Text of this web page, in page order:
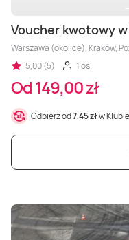
Voucher kwotowy
Warszawa (okolice), Kraków,
5,00 (5)
1 os.
Od 149,00 zł
Odbierz od7,45 złw